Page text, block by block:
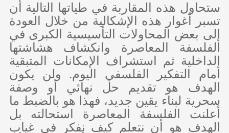
ستحاول هذه المقاربة في طياتها التالية أن
تسبر أغوار هذه الإشكالية من خلال العودة
إلى بعض المحاولات التأسيسية الكبرى في
الفلسفة المعاصرة وانكشاف هشاشتها
الداخلية ثم استشراف الإمكانات المتبقية
أمام التفكير الفلسفي اليوم. ولن يكون
الهدف هو تقديم حل نهائي أو وصفة
سحرية لبناء يقين جديد، فهذا هو بالضبط ما
أعلنت الفلسفة المعاصرة استحالته بل
الهدف هو أن نتعلم كيف نفكر في غياب